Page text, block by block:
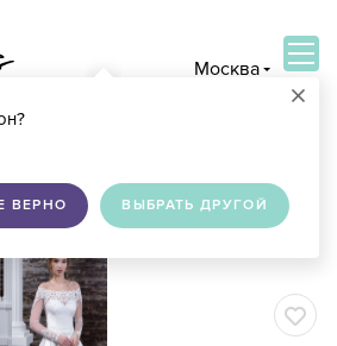
платьев
Москва
×
ВЕРНО ВЫБРАТЬ ДРУГОЙ